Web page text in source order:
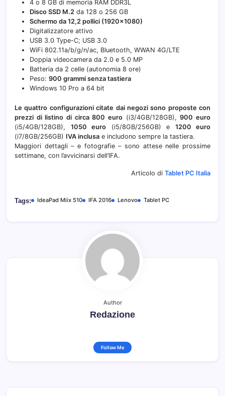
4 o 8 GB di memoria RAM DDR3L
Disco SSD M.2 da 128 o 256 GB
Schermo da 12,2 pollici (1920×1080)
Digitalizzatore attivo
USB 3.0 Type-C; USB 3.0
WiFi 802.11a/b/g/n/ac, Bluetooth, WWAN 4G/LTE
Doppia videocamera da 2.0 e 5.0 MP
Batteria da 2 celle (autonomia 8 ore)
Peso: 900 grammi senza tastiera
Windows 10 Pro a 64 bit
Le quattro configurazioni citate dai negozi sono proposte con
prezzi di listino di circa 800 euro (i3/4GB/128GB),900 euro
(i5/4GB/128GB), 1050 euro (i5/8GB/256GB) e 1200 euro
(i7/8GB/256GB) IVA inclusa e includono sempre la tastiera.
Maggiori dettagli – e fotografie – sono attese nelle prossime
settimane, con l’avvicinarsi dell’IFA.
Articolo di Tablet PC Italia
Tags: IdeaPad Miix 510 IFA 2016 Lenovo Tablet PC
Author
Redazione
Follow Me